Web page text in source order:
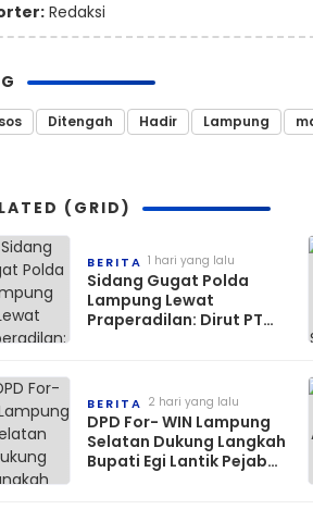
Redaksi
Ditengah Hadir Lampung
(GRID)
BERITA 1 hari yang lalu
Sidang Gugat Polda
Lampung Lewat
Praperadilan: Dirut PT
BERITA 2 hari yang lalu
DPD For- WIN Lampung
Selatan Dukung Langkah
Bupati Egi Lantik Pejabat